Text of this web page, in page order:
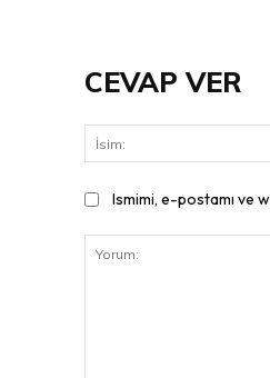
CEVAP VER
Ismimi, e-postamı ve